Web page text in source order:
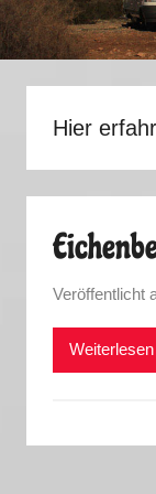
Hier
Veröffentlicht
Weiterlesen